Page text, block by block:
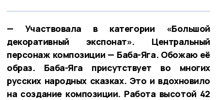
— Участвовала в категории «Большой
декоративный экспонат». Центральный
персонаж композиции — Баба-Яга. Обожаю её
образ. Баба-Яга присутствует во многих
русских народных сказках. Это и вдохновило
на создание композиции. Работа высотой 42